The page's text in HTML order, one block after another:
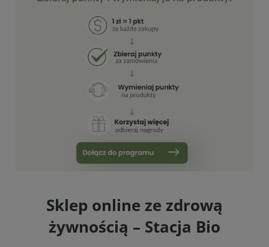
Sklep online ze zdrową
żywnością – Stacja Bio